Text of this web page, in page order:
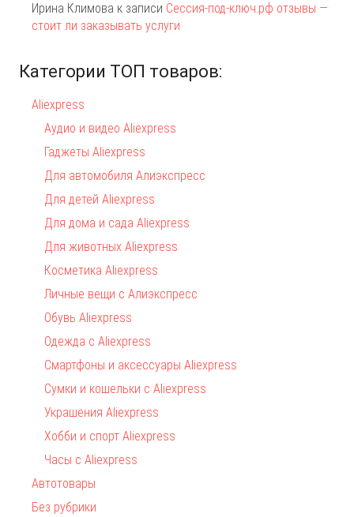
Ирина Климова к записи Сессия-под-ключ.рф отзывы —
стоит ли заказывать услуги
Категории ТОП товаров:
Aliexpress
Аудио и видео Aliexpress
Гаджеты Aliexpress
Для автомобиля Алиэкспресс
Для детей Aliexpress
Для дома и сада Aliexpress
Для животных Aliexpress
Косметика Aliexpress
Личные вещи с Алиэкспресс
Обувь Aliexpress
Одежда с Aliexpress
Смартфоны и аксессуары Aliexpress
Сумки и кошельки с Aliexpress
Украшения Aliexpress
Хобби и спорт Aliexpress
Часы с Aliexpress
Автотовары
Без рубрики